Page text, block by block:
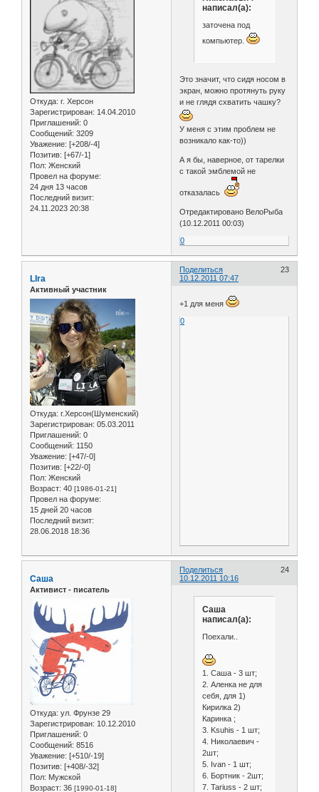
Откуда: г. Херсон
Зарегистрирован: 14.04.2010
Приглашений: 0
Сообщений: 3209
Уважение: [+208/-4]
Позитив: [+67/-1]
Пол: Женский
Провел на форуме:
24 дня 13 часов
Последний визит:
24.11.2023 20:38
написал(а):
заточена под
компьютер.
Это значит, что сидя носом в
экран, можно протянуть руку
и не глядя схватить чашку?
У меня с этим проблем не
возникало как-то))
А я бы, наверное, от тарелки
с такой эмблемой не
отказалась
Отредактировано ВелоРыба
(10.12.2011 00:03)
0
Поделиться
23
10.12.2011 07:47
LIra
Активный участник
Откуда: г.Херсон(Шуменский)
Зарегистрирован: 05.03.2011
Приглашений: 0
Сообщений: 1150
Уважение: [+47/-0]
Позитив: [+22/-0]
Пол: Женский
Возраст: 40 [1986-01-21]
Провел на форуме:
15 дней 20 часов
Последний визит:
28.06.2018 18:36
+1 для меня
0
Поделиться
24
10.12.2011 10:16
Саша
Активист - писатель
Откуда: ул. Фрунзе 29
Зарегистрирован: 10.12.2010
Приглашений: 0
Сообщений: 8516
Уважение: [+510/-19]
Позитив: [+408/-32]
Пол: Мужской
Возраст: 36 [1990-01-18]
Саша
написал(а):
Поехали..
1. Саша - 3 шт;
2. Аленка не для
себя, для 1)
Кирилка 2)
Каринка ;
3. Ksuhis - 1 шт;
4. Николаевич -
2шт;
5. Ivan - 1 шт;
6. Бортник - 2шт;
7. Tariuss - 2 шт;